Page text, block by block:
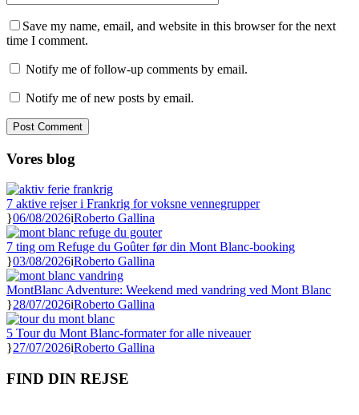
Save my name, email, and website in this browser for the next
time I comment.
Notify me of follow-up comments by email.
Notify me of new posts by email.
Vores blog
7 aktive rejser i Frankrig for voksne vennegrupper
06/08/2026 Roberto Gallina
7 ting om Refuge du Goûter før din Mont Blanc-booking
03/08/2026 Roberto Gallina
MontBlanc Adventure: Weekend med vandring ved Mont Blanc
28/07/2026 Roberto Gallina
5 Tour du Mont Blanc-formater for alle niveauer
27/07/2026 Roberto Gallina
FIND DIN REJSE